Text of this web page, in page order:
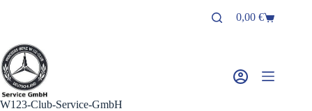
Warenkorb
0,00€
W123-Club-Service-GmbH